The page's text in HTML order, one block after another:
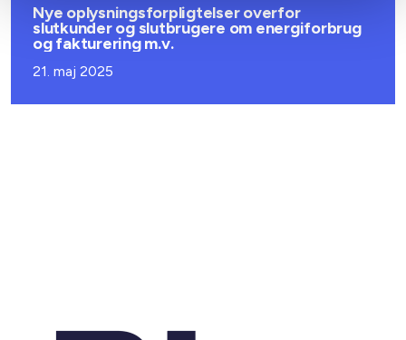
Nye oplysningsforpligtelser overfor
slutkunder og slutbrugere om energiforbrug
og fakturering m.v.
21. maj 2025